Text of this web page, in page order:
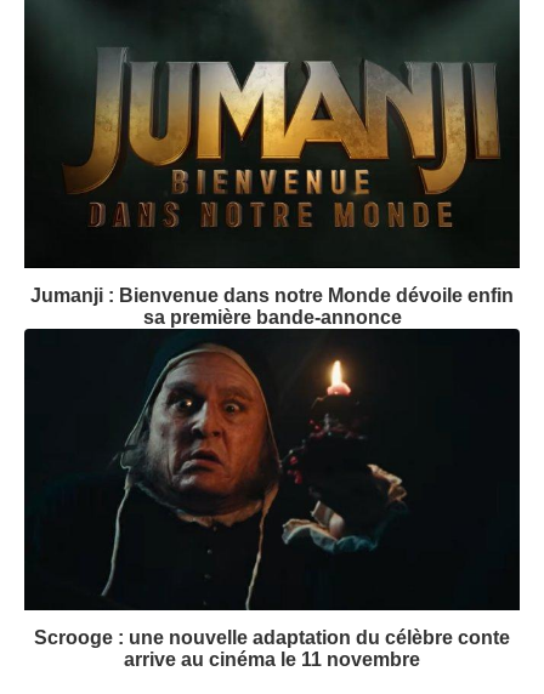
Jumanji : Bienvenue dans notre Monde dévoile enfin
sa première bande-annonce
Scrooge : une nouvelle adaptation du célèbre conte
arrive au cinéma le 11 novembre